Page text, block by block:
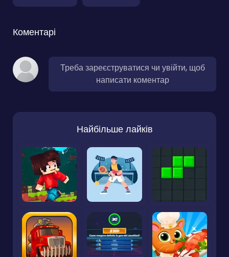
Коментарі
Треба зареєструватися чи увійти, щоб
написати коментар
Найбільше лайків